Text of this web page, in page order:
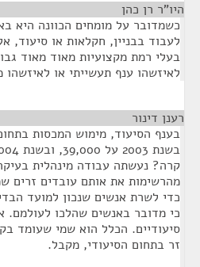
היו"ר רן כהן
כשמדובר על מומחים הכוונה היא
לעבוד בבניין, חקלאות או סיעוד,
בעלי רמת מקצועיות מאוד מאוד
לאיזשהו ענף תעשייתי או לאיזשהו
רענן דינור
בענף הסיעוד, מימוש המכסות
קרה? נעשתה עבודה מינהלית
מהרשימות את אותם עובדים זרים
כדי לשרת אנשים שנכון למועד
כי מדובר באנשים שהלכו לעולמם.
סיעודיים. הכלל הוא שמי שעומד
זר בתחום הסיעודי, מקבל.